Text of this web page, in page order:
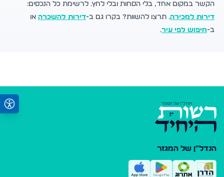
הקשר במקום אחד, בלי הסחות ובלי לחץ. לרשימת כל הנכסים:
דירות למכירה. תרצו להשוות? בקרו גם ב-דירות להשכרה או
ב-חיפוש לפי עיר.
הנדל"ן של המגזר